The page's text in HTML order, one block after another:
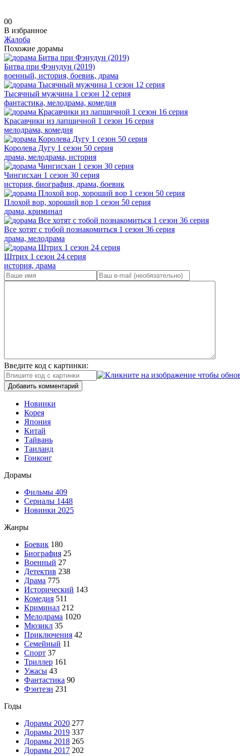
00
В избранное
Жалоба
Похожие дорамы
Битва при Фэнудун (2019)
военный, история, боевик, драма
Тысячный мужчина 1 сезон 12 серия
фантастика, мелодрама, комедия
Красавчики из лапшичной 1 сезон 16 серия
мелодрама, комедия
Королева Дугу 1 сезон 50 серия
драма, мелодрама, история
Чингисхан 1 сезон 30 серия
история, биография, драма, боевик
Плохой вор, хороший вор 1 сезон 50 серия
драма, криминал
Все хотят с тобой познакомиться 1 сезон 36 серия
драма, мелодрама
Штрих 1 сезон 24 серия
история, драма
Введите код с картинки:
Добавить комментарий
Новинки
Корея
Япония
Китай
Тайвань
Таиланд
Гонконг
Дорамы
Фильмы 409
Сериалы 1448
Новинки 2025
Жанры
Боевик 180
Биография 25
Военный 27
Детектив 238
Драма 775
Исторический 143
Комедия 511
Криминал 212
Мелодрама 1020
Мюзикл 35
Приключения 42
Семейный 11
Спорт 37
Триллер 161
Ужасы 43
Фантастика 90
Фэнтези 231
Годы
Дорамы 2020 277
Дорамы 2019 337
Дорамы 2018 265
Дорамы 2017 202